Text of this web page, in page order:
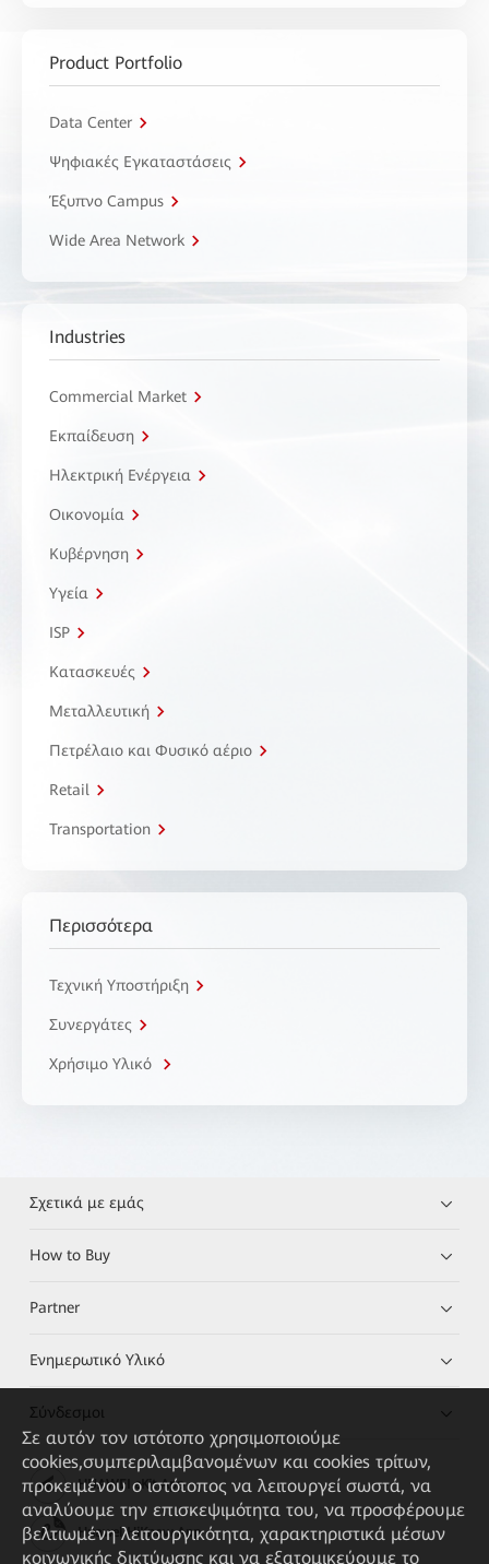
Product Portfolio
Data Center
Ψηφιακές Εγκαταστάσεις
Έξυπνο Campus
Wide Area Network
Industries
Commercial Market
Εκπαίδευση
Ηλεκτρική Ενέργεια
Οικονομία
Κυβέρνηση
Υγεία
ISP
Κατασκευές
Μεταλλευτική
Πετρέλαιο και Φυσικό αέριο
Retail
Transportation
Περισσότερα
Τεχνική Υποστήριξη
Συνεργάτες
Χρήσιμο Υλικό
Σχετικά με εμάς
How to Buy
Partner
Ενημερωτικό Υλικό
Σύνδεσμοι
HUAWEI eKit App
Huawei HiKnow App
Σε αυτόν τον ιστότοπο χρησιμοποιούμε
cookies,συμπεριλαμβανομένων και cookies τρίτων,
προκειμένου ο ιστότοπος να λειτουργεί σωστά, να
αναλύουμε την επισκεψιμότητα του, να προσφέρουμε
βελτιωμένη λειτουργικότητα, χαρακτηριστικά μέσων
κοινωνικής δικτύωσης και να εξατομικεύουμε το